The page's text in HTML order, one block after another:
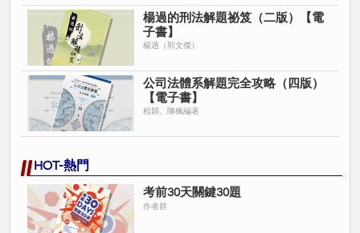
公司法的考題。
▌作者簡介
陳楓
※司法官考試及格
※律師高考及格
※台大法研所商事法組
經歷
※讀家公司法、證券交易法講師
※司律二試公司法45.5分（滿分為50分）
著作
楊過的刑法解題祕笈（二版）【電
子書】
楊過（郭文傑）
公司法體系解題完全攻略（四版）
【電子書】
程穎、陳楓編著
HOT-熱門
考前30天關鍵30題
作者群